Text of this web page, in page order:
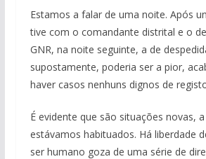
Estamos a falar de uma noite. Após
tive com o comandante distrital e o
GNR, na noite seguinte, a de
supostamente, poderia ser a pior,
haver casos nenhuns dignos de
É evidente que são situações novas,
estávamos habituados. Há liberdade
ser humano goza de uma série de